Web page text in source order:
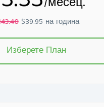
$39.95 на година
Изберете План